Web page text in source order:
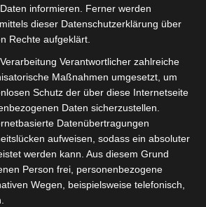
Ivica Lukanic wird ein
erhoben. Wir haben mit ihm
informieren. Ferner werden
dieser Datenschutzerklärung über
Rechte aufgeklärt.
Verantwortlicher zahlreiche
Maßnahmen umgesetzt, um
Schutz der über diese Internetseite
Daten sicherzustellen.
Datenübertragungen
aufweisen, sodass ein absoluter
werden kann. Aus diesem Grund
Person frei, personenbezogene
Wegen, beispielsweise telefonisch,